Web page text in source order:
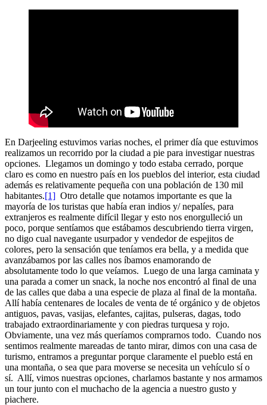
En Darjeeling estuvimos varias noches, el primer día que estuvimos
realizamos un recorrido por la ciudad a pie para investigar nuestras
opciones. Llegamos un domingo y todo estaba cerrado, porque
claro es como en nuestro país en los pueblos del interior, esta ciudad
además es relativamente pequeña con una población de 130 mil
habitantes.[1] Otro detalle que notamos importante es que la
mayoría de los turistas que había eran indios y/ nepalíes, para
extranjeros es realmente difícil llegar y esto nos enorgulleció un
poco, porque sentíamos que estábamos descubriendo tierra virgen,
no digo cual navegante usurpador y vendedor de espejitos de
colores, pero la sensación que teníamos era bella, y a medida que
avanzábamos por las calles nos íbamos enamorando de
absolutamente todo lo que veíamos. Luego de una larga caminata y
una parada a comer un snack, la noche nos encontró al final de una
de las calles que daba a una especie de plaza al final de la montaña.
Allí había centenares de locales de venta de té orgánico y de objetos
antiguos, pavas, vasijas, elefantes, cajitas, pulseras, dagas, todo
trabajado extraordinariamente y con piedras turquesa y rojo.
Obviamente, una vez más queríamos comprarnos todo. Cuando nos
sentimos realmente mareadas de tanto mirar, dimos con una casa de
turismo, entramos a preguntar porque claramente el pueblo está en
una montaña, o sea que para moverse se necesita un vehículo sí o
sí. Allí, vimos nuestras opciones, charlamos bastante y nos armamos
un tour junto con el muchacho de la agencia a nuestro gusto y
piachere.